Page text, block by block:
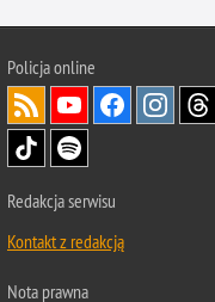
Policjaonline
Redakcja serwisu
Kontakt z redakcją
Nota prawna